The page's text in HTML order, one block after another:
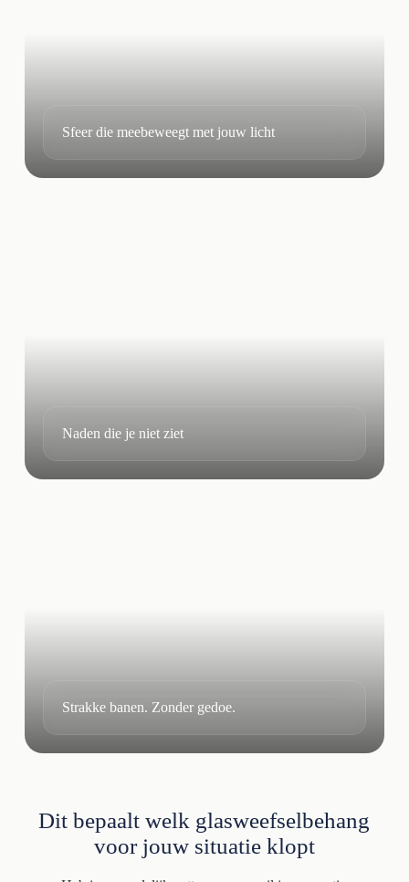
Sfeer die meebeweegt met jouw licht
Naden die je niet ziet
Strakke banen. Zonder gedoe.
Dit bepaalt welk glasweefselbehang
voor jouw situatie klopt